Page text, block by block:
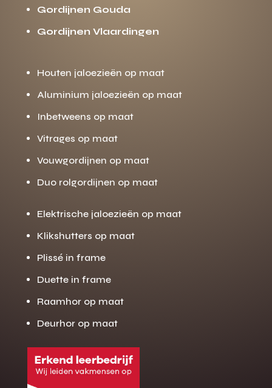
Gordijnen Gouda
Gordijnen Vlaardingen
Houten jaloezieën op maat
Aluminium jaloezieën op maat
Inbetweens op maat
Vitrages op maat
Vouwgordijnen op maat
Duo rolgordijnen op maat
Elektrische jaloezieën op maat
Klikshutters op maat
Plissé in frame
Duette in frame
Raamhor op maat
Deurhor op maat